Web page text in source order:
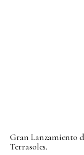
Gran Lanzamiento
Terrasoles.